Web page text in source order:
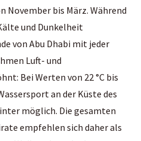
November bis März. Während
und Dunkelheit
von Abu Dhabi mit jeder
Luft- und
Bei Werten von 22 °C bis
an der Küste des
möglich. Die gesamten
empfehlen sich daher als